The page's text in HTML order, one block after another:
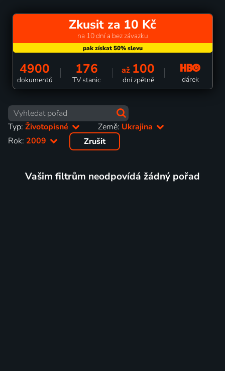
Zkusit za 10 Kč
na 10 dní a bez závazku
4900
dokumentů
176
TV stanic
až 100
dní zpětně dárek
Typ: Životopisné Země: Ukrajina
Rok: 2009 Zrušit
Vašim filtrům neodpovídá žádný pořad